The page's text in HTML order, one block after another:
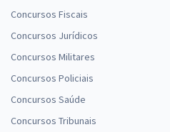
Concursos Fiscais
Concursos Jurídicos
Concursos Militares
Concursos Policiais
Concursos Saúde
Concursos Tribunais